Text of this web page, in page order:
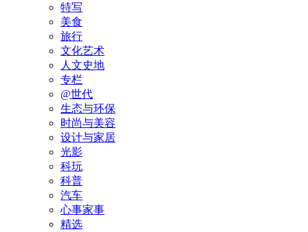
特写
美食
旅行
文化艺术
人文史地
专栏
@世代
生态与环保
时尚与美容
设计与家居
光影
科玩
科普
汽车
心事家事
精选